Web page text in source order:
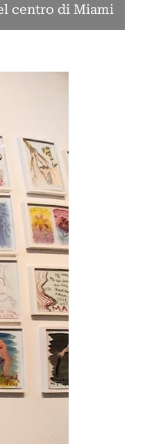
centro di Miami